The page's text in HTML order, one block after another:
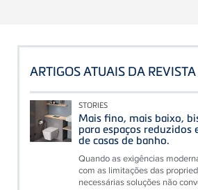
ARTIGOS ATUAIS DA REVISTA
STORIES
Mais fino, mais baixo,
para espaços reduzidos
de casas de banho.
Quando as exigências
com as limitações das
necessárias soluções não